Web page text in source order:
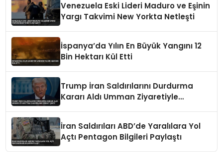
Venezuela Eski Lideri Maduro ve Eşinin
Yargı Takvimi New Yorkta Netleşti
İspanya’da Yılın En Büyük Yangını 12
Bin Hektarı Kül Etti
Trump İran Saldırılarını Durdurma
Kararı Aldı Umman Ziyaretiyle
İran Saldırıları ABD’de Yaralılara Yol
Açtı Pentagon Bilgileri Paylaştı